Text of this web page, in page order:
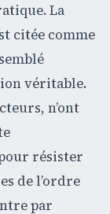
La
citée comme
véritable.
n’ont
résister
de l’ordre
par